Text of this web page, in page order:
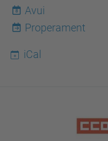
8
Avui
Properament
iCal